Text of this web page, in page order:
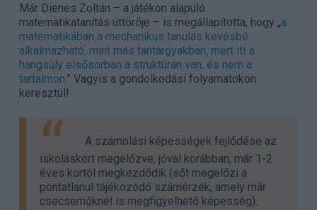
Már Dienes Zoltán – a játékon alapuló
matematikatanítás úttörője – is megállapította, hogy „a
matematikában a mechanikus tanulás kevésbé
alkalmazható, mint más tantárgyakban, mert itt a
hangsúly elsősorban a struktúrán van, és nem a
tartalmon .” Vagyis a gondolkodási folyamatokon
keresztül!
A számolási képességek fejlődése az
iskoláskort megelőzve, jóval korábban, már 1-2
éves kortól megkezdődik (sőt megelőzi a
pontatlanul tájékozódó számérzék, amely már
csecsemőknél is megfigyelhető képesség).